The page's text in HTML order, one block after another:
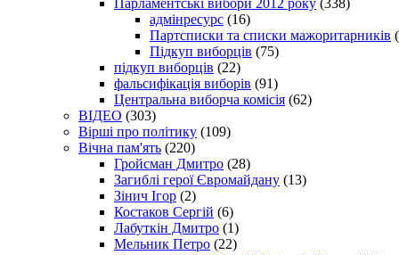
адмінресурс (16)
Партсписки та списки мажоритарників
Підкуп виборців (75)
підкуп виборців (22)
фальсифікація виборів (91)
Центральна виборча комісія (62)
ВІДЕО (303)
Вірші про політику (109)
Вічна пам'ять (220)
Гройсман Дмитро (28)
Загиблі герої Євромайдану (13)
Зінич Ігор (2)
Костаков Сергій (6)
Лабуткін Дмитро (1)
Мельник Петро (22)